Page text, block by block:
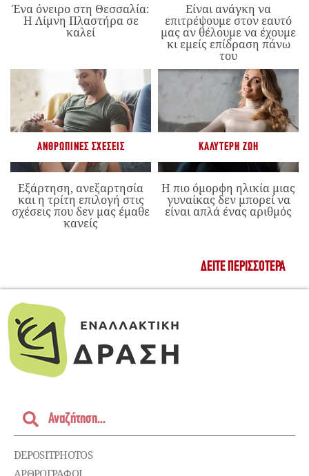
Ένα όνειρο στη Θεσσαλία:
Η Λίμνη Πλαστήρα σε
καλεί
Είναι ανάγκη να
επιτρέψουμε στον εαυτό
μας αν θέλουμε να έχουμε
κι εμείς επίδραση πάνω
του
ΑΝΘΡΏΠΙΝΕΣ ΣΧΈΣΕΙΣ
Εξάρτηση, ανεξαρτησία
και η τρίτη επιλογή στις
σχέσεις που δεν μας έμαθε
κανείς
ΚΑΛΎΤΕΡΗ ΖΩΉ
Η πιο όμορφη ηλικία μιας
γυναίκας δεν μπορεί να
είναι απλά ένας αριθμός
ΔΕΊΤΕ ΠΕΡΙΣΣΌΤΕΡΑ
DEPOSITPHOTOS
ΑΡΘΡΟΓΡΑΦΟΙ